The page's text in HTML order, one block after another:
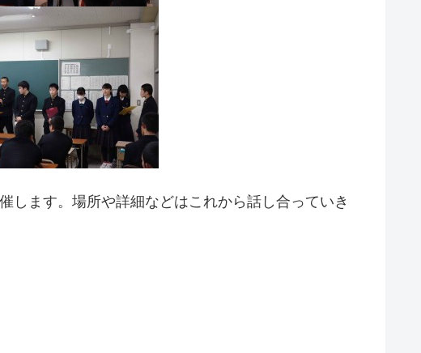
します。場所や詳細などはこれから話し合っていき